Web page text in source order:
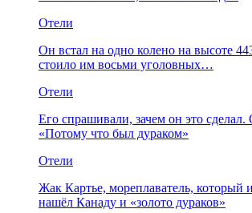
Отели
Он встал на одно колено на высоте
стоило им восьми уголовных…
Отели
Его спрашивали, зачем он это сделал.
«Потому что был дураком»
Отели
Жак Картье, мореплаватель, который
нашёл Канаду и «золото дураков»